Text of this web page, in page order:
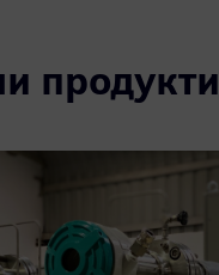
продукти